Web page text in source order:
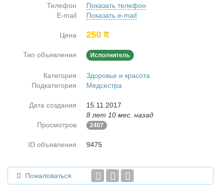
Телефон
Показать телефон
E-mail
Показать e-mail
Цена 250 ₶
Тип объявления Исполнитель
Категория
Здоровье и красота
Подкатегория
Медсестра
Дата создания
15.11.2017
8 лет 10 мес. назад
Просмотров
2407
ID объявления 9475
Пожаловаться